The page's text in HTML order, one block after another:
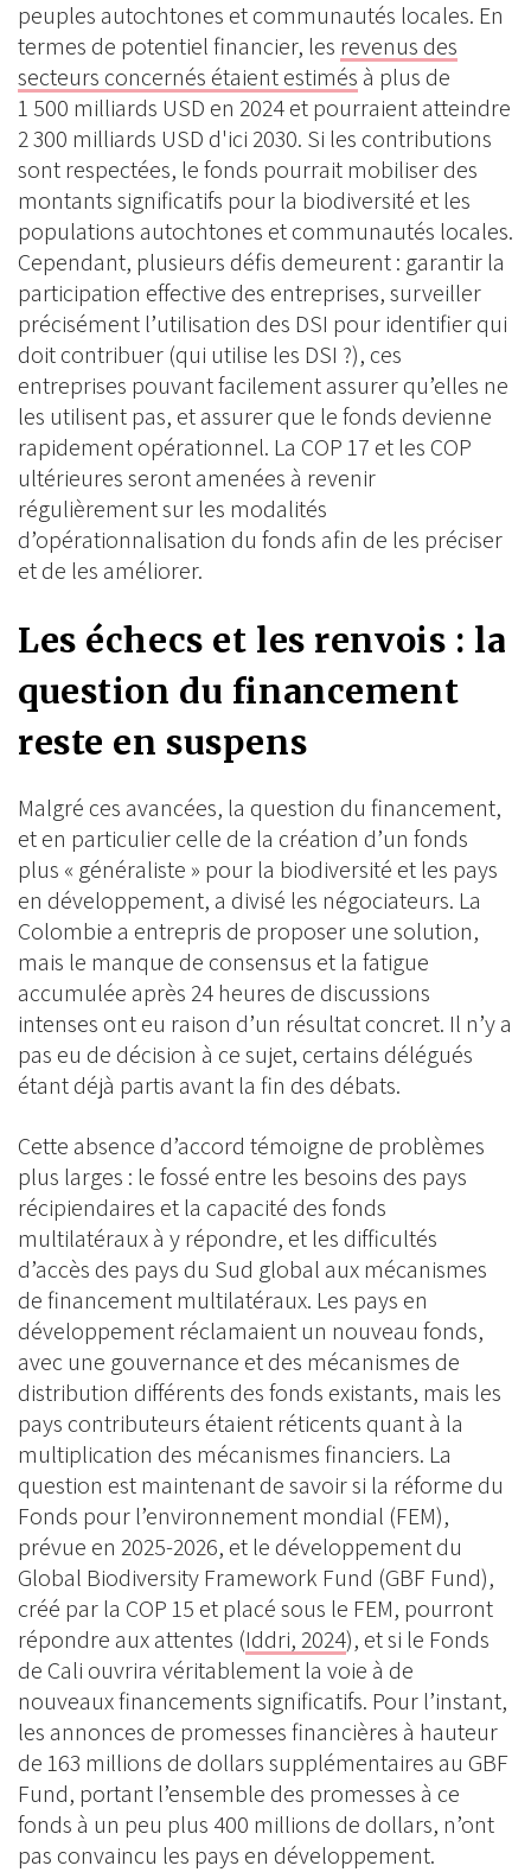
peuples autochtones et communautés locales. En
termes de potentiel financier, les revenus des
secteurs concernés étaient estimés à plus de
1 500 milliards USD en 2024 et pourraient atteindre
2 300 milliards USD d'ici 2030. Si les contributions
sont respectées, le fonds pourrait mobiliser des
montants significatifs pour la biodiversité et les
populations autochtones et communautés locales.
Cependant, plusieurs défis demeurent : garantir la
participation effective des entreprises, surveiller
précisément l’utilisation des DSI pour identifier qui
doit contribuer (qui utilise les DSI ?), ces
entreprises pouvant facilement assurer qu’elles ne
les utilisent pas, et assurer que le fonds devienne
rapidement opérationnel. La COP 17 et les COP
ultérieures seront amenées à revenir
régulièrement sur les modalités
d’opérationnalisation du fonds afin de les préciser
et de les améliorer.
Les échecs et les renvois : la
question du financement
reste en suspens
Malgré ces avancées, la question du financement,
et en particulier celle de la création d’un fonds
plus « généraliste » pour la biodiversité et les pays
en développement, a divisé les négociateurs. La
Colombie a entrepris de proposer une solution,
mais le manque de consensus et la fatigue
accumulée après 24 heures de discussions
intenses ont eu raison d’un résultat concret. Il n’y a
pas eu de décision à ce sujet, certains délégués
étant déjà partis avant la fin des débats.
Cette absence d’accord témoigne de problèmes
plus larges : le fossé entre les besoins des pays
récipiendaires et la capacité des fonds
multilatéraux à y répondre, et les difficultés
d’accès des pays du Sud global aux mécanismes
de financement multilatéraux. Les pays en
développement réclamaient un nouveau fonds,
avec une gouvernance et des mécanismes de
distribution différents des fonds existants, mais les
pays contributeurs étaient réticents quant à la
multiplication des mécanismes financiers. La
question est maintenant de savoir si la réforme du
Fonds pour l’environnement mondial (FEM),
prévue en 2025-2026, et le développement du
Global Biodiversity Framework Fund (GBF Fund),
créé par la COP 15 et placé sous le FEM, pourront
répondre aux attentes (Iddri, 2024), et si le Fonds
de Cali ouvrira véritablement la voie à de
nouveaux financements significatifs. Pour l’instant,
les annonces de promesses financières à hauteur
de 163 millions de dollars supplémentaires au GBF
Fund, portant l’ensemble des promesses à ce
fonds à un peu plus 400 millions de dollars, n’ont
pas convaincu les pays en développement.